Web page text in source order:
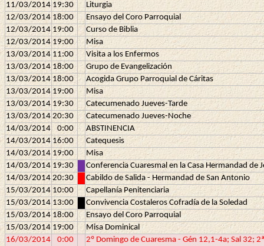
11/03/2014 19:30
Liturgia
12/03/2014 18:00
Ensayo del Coro Parroquial
12/03/2014 19:00
Curso de Biblia
12/03/2014 19:00
Misa
13/03/2014 11:00
Visita a los Enfermos
13/03/2014 18:00
Grupo de Evangelización
13/03/2014 18:00
Acogida Grupo Parroquial de Cáritas
13/03/2014 19:00
Misa
13/03/2014 19:30
Catecumenado Jueves-Tarde
13/03/2014 20:30
Catecumenado Jueves-Noche
14/03/2014
0:00
ABSTINENCIA
14/03/2014 16:00
Catequesis
14/03/2014 19:00
Misa
14/03/2014 19:30
Conferencia Cuaresmal en la Casa Hermandad de
14/03/2014 20:30
Cabildo de Salida - Hermandad de San Antonio
15/03/2014 10:00
Capellanía Penitenciaria
15/03/2014 13:00
Convivencia Costaleros Cofradía de la Soledad
15/03/2014 18:00
Ensayo del Coro Parroquial
15/03/2014 19:00
Misa Dominical
16/03/2014
0:00 2º Domingo de Cuaresma - Gén 12,1-4a; Sal 32;